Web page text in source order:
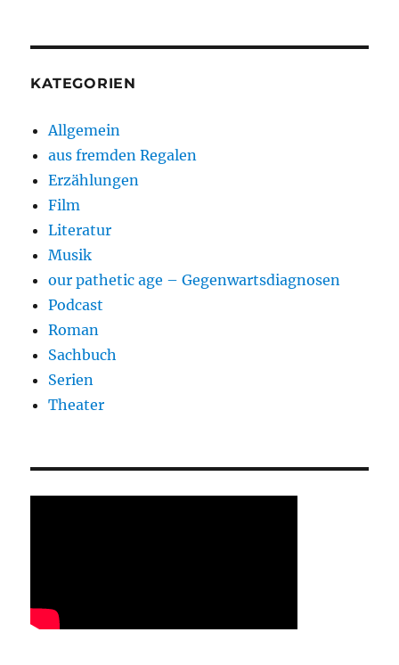
KATEGORIEN
Allgemein
aus fremden Regalen
Erzählungen
Film
Literatur
Musik
our pathetic age – Gegenwartsdiagnosen
Podcast
Roman
Sachbuch
Serien
Theater